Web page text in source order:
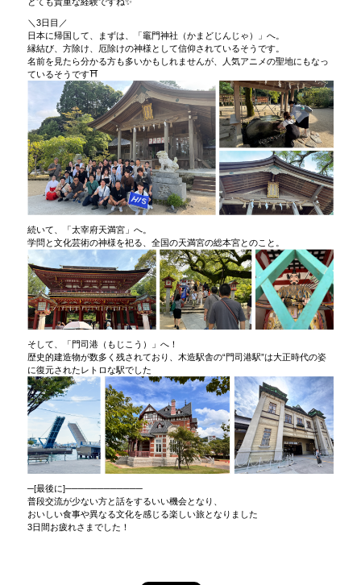
＼3日目／
日本に帰国して、まずは、「竈門神社（かまどじんじゃ）」へ。
縁結び、方除け、厄除けの神様として信仰されているそうです。
名前を見たら分かる方も多いかもしれませんが、人気アニメの聖地にもなっ
ているそうです⛩
続いて、「太宰府天満宮」へ。
学問と文化芸術の神様を祀る、全国の天満宮の総本宮とのこと。
そして、「門司港（もじこう）」へ！
歴史的建造物が数多く残されており、木造駅舎の“門司港駅”は大正時代の姿
に復元されたレトロな駅でした
─[最後に]────────────
普段交流が少ない方と話をするいい機会となり、
おいしい食事や異なる文化を感じる楽しい旅となりました
3日間お疲れさまでした！